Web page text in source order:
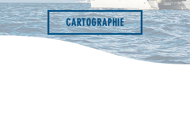
CARTOGRAPHIE